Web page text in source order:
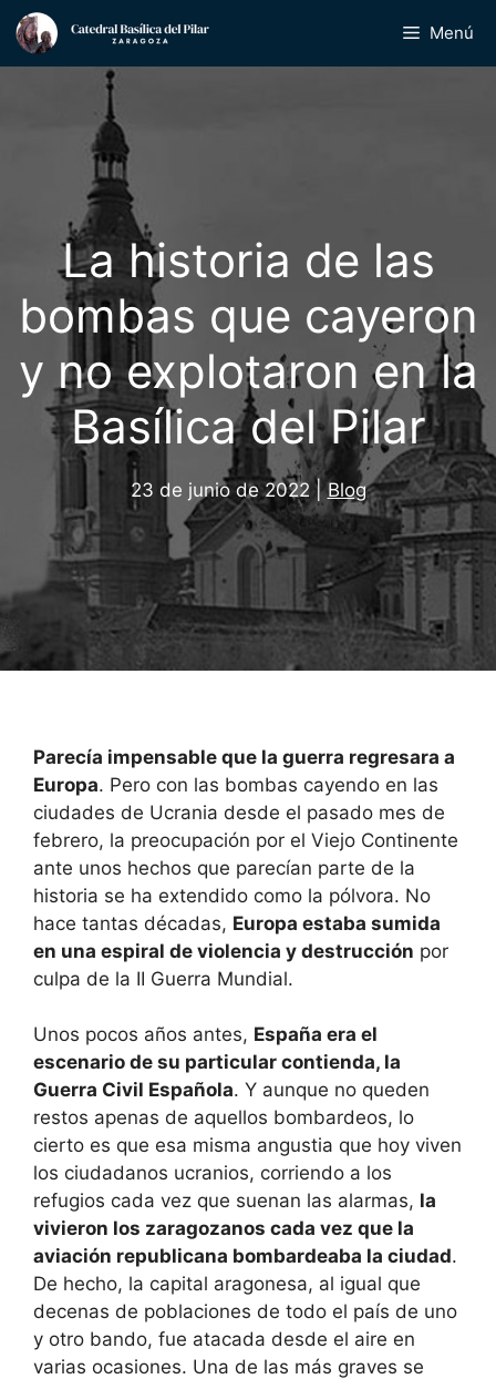
Saltar
contenido
Menú
La historia de las
bombas que cayeron
y no explotaron en la
Basílica del Pilar
23 de junio de 2022 |Blog
Parecía impensable que la guerra regresara a
Europa. Pero con las bombas cayendo en las
ciudades de Ucrania desde el pasado mes de
febrero, la preocupación por el Viejo Continente
ante unos hechos que parecían parte de la
historia se ha extendido como la pólvora. No
hace tantas décadas, Europa estaba sumida
en una espiral de violencia y destrucción por
culpa de la II Guerra Mundial.
Unos pocos años antes, España era el
escenario de su particular contienda, la
Guerra Civil Española. Y aunque no queden
restos apenas de aquellos bombardeos, lo
cierto es que esa misma angustia que hoy viven
los ciudadanos ucranios, corriendo a los
refugios cada vez que suenan las alarmas, la
vivieron los zaragozanos cada vez que la
aviación republicana bombardeaba la ciudad.
De hecho, la capital aragonesa, al igual que
decenas de poblaciones de todo el país de uno
y otro bando, fue atacada desde el aire en
varias ocasiones. Una de las más graves se